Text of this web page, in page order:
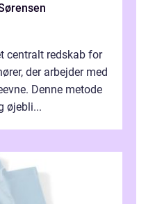
centralt redskab for
der arbejder med
Denne metode
øjebli...